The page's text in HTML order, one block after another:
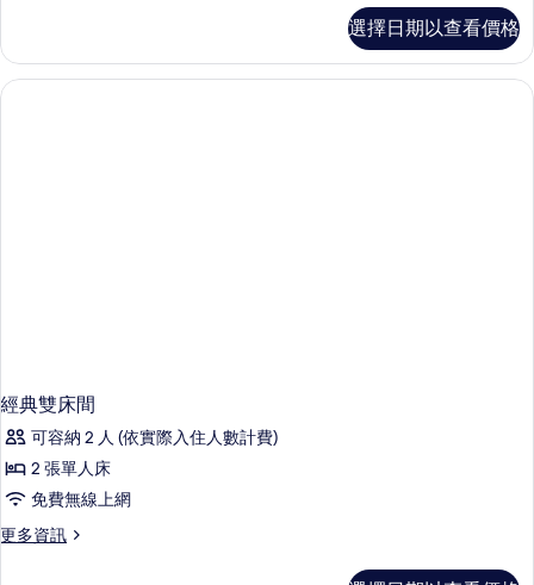
有
相
客
房
的
選擇日期以查看價格
經典雙床間
可容納 2 人 (依實際入住人數計費)
2 張單人床
免費無線上網
更多資訊
更